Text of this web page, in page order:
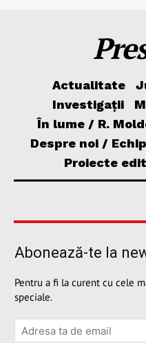
Actualitate
Investigații
În lume / R.
Despre noi /
Proiecte
Abonează-te la
Pentru a fi la curent cu cele
speciale.